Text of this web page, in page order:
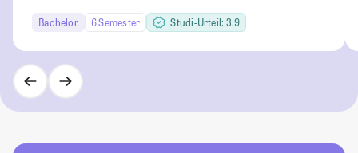
Bachelor 6 Semester Studi-Urteil: 3.9